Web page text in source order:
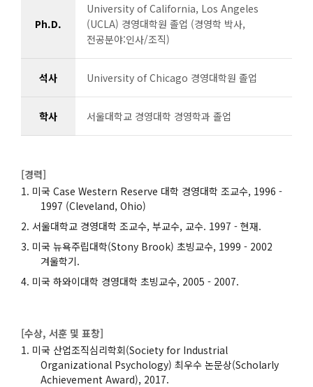
Ph.D.
University of California, Los Angeles
(UCLA) 경영대학원 졸업 (경영학 박사,
전공분야:인사/조직)
석사 University of Chicago 경영대학원 졸업
학사 서울대학교 경영대학 경영학과 졸업
[경력]
미국 Case Western Reserve 대학 경영대학 조교수, 1996 -
1997 (Cleveland, Ohio)
서울대학교 경영대학 조교수, 부교수, 교수. 1997 - 현재.
미국 뉴욕주립대학(Stony Brook) 초빙교수, 1999 - 2002
겨울학기.
미국 하와이대학 경영대학 초빙교수, 2005 - 2007.
[수상, 서훈 및 표창]
미국 산업조직심리학회(Society for Industrial
Organizational Psychology) 최우수 논문상(Scholarly
Achievement Award), 2017.